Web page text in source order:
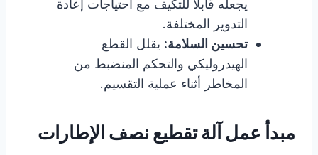
يجعله قابلاً للتكيف مع احتياجات إعادة
التدوير المختلفة.
تحسين السلامة: يقلل القطع
الهيدروليكي والتحكم المنضبط من
المخاطر أثناء عملية التقسيم.
مبدأ عمل آلة تقطيع نصف الإطارات